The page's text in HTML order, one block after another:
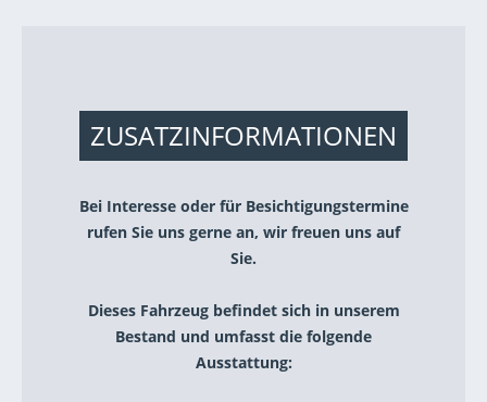
ZUSATZINFORMATIONEN
Bei Interesse oder für Besichtigungstermine
rufen Sie uns gerne an, wir freuen uns auf
Sie.
Dieses Fahrzeug befindet sich in unserem
Bestand und umfasst die folgende
Ausstattung: